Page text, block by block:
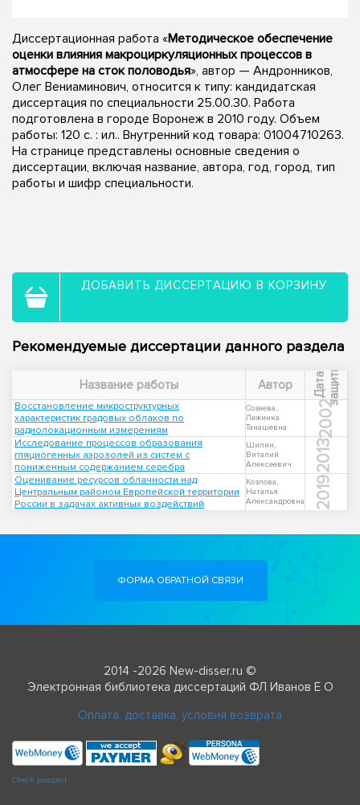
Диссертационная работа «Методическое обеспечение
оценки влияния макроциркуляционных процессов в
атмосфере на сток половодья», автор — Андронников,
Олег Вениаминович, относится к типу: кандидатская
диссертация по специальности 25.00.30. Работа
подготовлена в городе Воронеж в 2010 году. Объем
работы: 120 с. : ил.. Внутренний код товара: 01004710263.
На странице представлены основные сведения о
диссертации, включая название, автора, год, город, тип
работы и шифр специальности.
ДОБАВИТЬ ДИССЕРТАЦИЮ В КОРЗИНУ
Рекомендуемые диссертации данного раздела
Название работы Автор Д
а
т
а
з
а
щ
и
т ы
Восстановление микроструктурных
характеристик градовых облаков по
радиолокационным измерениям
Созаева,
Лежинка
Танашевна
2002
Исследование процессов образования
гляциогенных аэрозолей из систем с
пониженным содержанием серебра
Шилин,
Виталий
Алексеевич
2013
Оценивание ресурсов облачности над
Центральным районом Европейской территории
России в задачах активных воздействий
Козлова,
Наталья
Александровна
2019
ФОРМА ОБРАТНОЙ СВЯЗИ
2014 -2026 New-disser.ru ©
Электронная библиотека диссертаций ФЛ Иванов Е О
Оплата, доставка, условия возврата
Check passport